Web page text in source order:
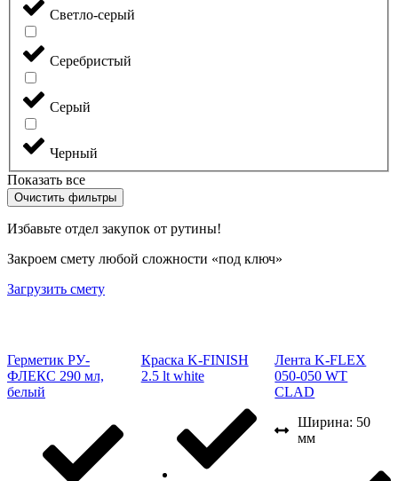
Светло-серый
Серебристый
Серый
Черный
Показать все
Очистить фильтры
Избавьте отдел закупок от рутины!
Закроем смету любой сложности «под ключ»
Загрузить смету
Герметик РУ-
ФЛЕКС 290 мл,
белый
Краска K-FINISH
2.5 lt white
Лента K-FLEX
050-050 WT
CLAD
Ширина: 50
мм